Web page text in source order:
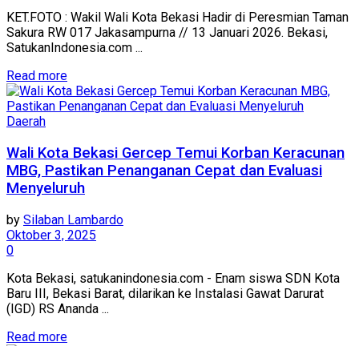
KET.FOTO : Wakil Wali Kota Bekasi Hadir di Peresmian Taman
Sakura RW 017 Jakasampurna // 13 Januari 2026. Bekasi,
SatukanIndonesia.com ...
Read more
Daerah
Wali Kota Bekasi Gercep Temui Korban Keracunan
MBG, Pastikan Penanganan Cepat dan Evaluasi
Menyeluruh
by Silaban Lambardo
Oktober 3, 2025
0
Kota Bekasi, satukanindonesia.com - Enam siswa SDN Kota
Baru III, Bekasi Barat, dilarikan ke Instalasi Gawat Darurat
(IGD) RS Ananda ...
Read more